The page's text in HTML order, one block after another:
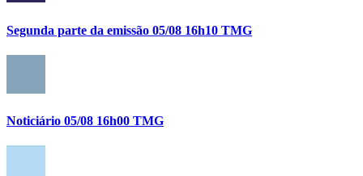
Segunda parte da emissão 05/08 16h10 TMG
Noticiário 05/08 16h00 TMG